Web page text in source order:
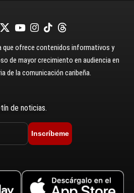
ofrece contenidos informativos y
de mayor crecimiento en audiencia en
de la comunicación caribeña.
de noticias.
Inscríbeme